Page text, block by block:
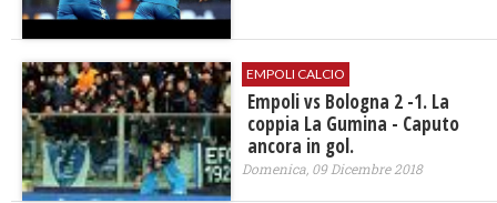
EMPOLI CALCIO
Empoli vs Bologna 2 -1. La
coppia La Gumina - Caputo
ancora in gol.
Domenica, 09 Dicembre 2018